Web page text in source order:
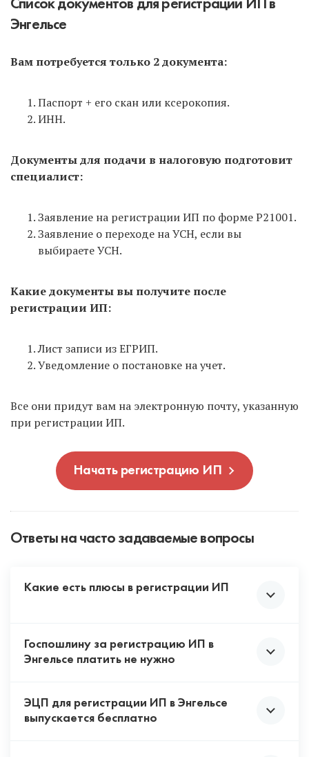
Список документов для регистрации ИП в
Энгельсе
Вам потребуется только 2 документа:
Паспорт + его скан или ксерокопия.
ИНН.
Документы для подачи в налоговую подготовит
специалист:
Заявление на регистрации ИП по форме Р21001.
Заявление о переходе на УСН, если вы
выбираете УСН.
Какие документы вы получите после
регистрации ИП:
Лист записи из ЕГРИП.
Уведомление о постановке на учет.
Все они придут вам на электронную почту, указанную
при регистрации ИП.
Начать регистрацию ИП
Ответы на часто задаваемые вопросы
Какие есть плюсы в регистрации ИП
Проще всего оформить, нужен только
нужен бухгалтер.
Штрафы меньше, чем у ООО.
Госпошлину за регистрацию ИП в
Энгельсе платить не нужно
С 1 января 2026 года за онлайн-подачу
документов для регистрации ИП не взимается
ЭЦП для регистрации ИП в Энгельсе
выпускается бесплатно